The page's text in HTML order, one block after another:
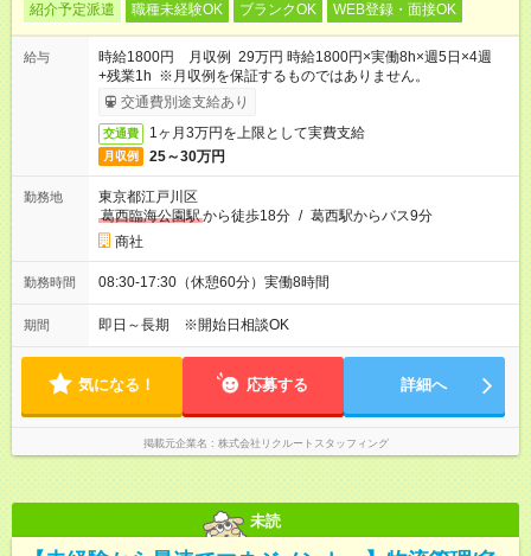
紹介予定派遣 職種未経験OK ブランクOK WEB登録・面接OK
給与
時給1800円 月収例 29万円 時給1800円×実働8h×週5日×4週
+残業1h ※月収例を保証するものではありません。
交通費別途支給あり
交通費 1ヶ月3万円を上限として実費支給
月収例 25～30万円
勤務地
東京都江戸川区
葛西臨海公園駅から徒歩18分 / 葛西駅からバス9分
商社
勤務時間 08:30-17:30（休憩60分）実働8時間
期間 即日～長期 ※開始日相談OK
気になる！ 応募する 詳細へ
掲載元企業名 株式会社リクルートスタッフィング
未読